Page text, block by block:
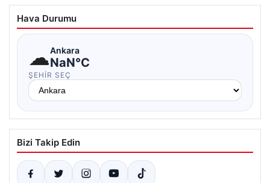
Hava Durumu
☁Ankara
NaN°C
ŞEHIR SEÇ
Bizi Takip Edin